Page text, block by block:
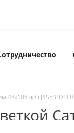
48x106 (к+)